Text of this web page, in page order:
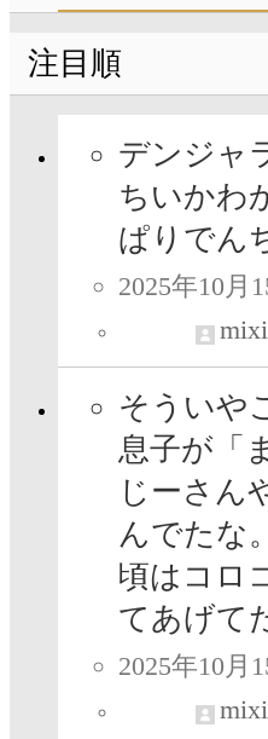
注目順
デンジャ
ちいかわ
ぱりでん
2025年10月
そういや
息子が「
じーさん
んでたな
頃はコロ
てあげて
2025年10月